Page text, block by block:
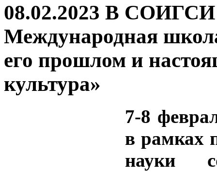
08.02.2023 В СОИГСИ
Международная
его прошлом и
культура»
7-8
в рамках
науки